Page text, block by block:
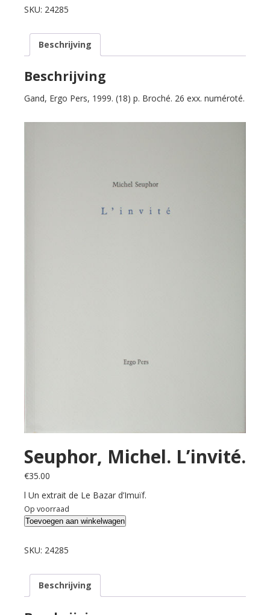
L'invité.
SKU: 24285
Beschrijving
Beschrijving
Gand, Ergo Pers, 1999. (18) p. Broché. 26 exx. numéroté.
Seuphor, Michel. L’invité.
€35.00
l Un extrait de Le Bazar d’Imuïf.
Op voorraad
Seuphor,
L'invité.
Toevoegen aan winkelwagen
SKU: 24285
Beschrijving